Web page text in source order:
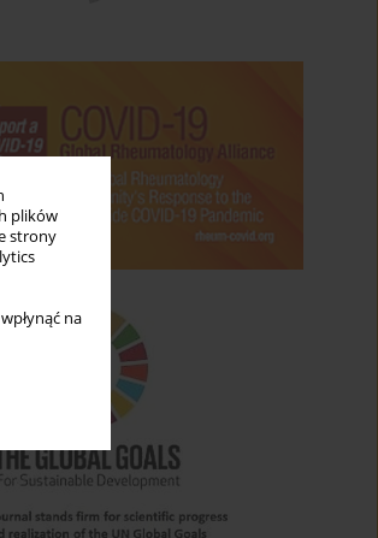
plików
strony
na